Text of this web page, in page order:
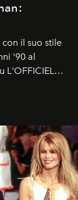
il suo stile
'90 al
L'OFFICIEL